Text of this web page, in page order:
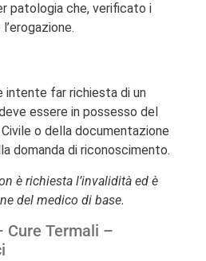
patologia che, verificato i
intente far richiesta di un
essere in possesso del
o della documentazione
domanda di riconoscimento.
è richiesta l’invalidità ed è
del medico di base.
Cure Termali –